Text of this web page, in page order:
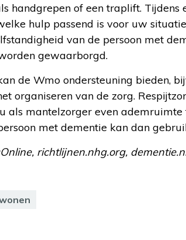
handgrepen of een traplift. Tijdens
hulp passend is voor uw
van de persoon met
gewaarborgd.
de Wmo ondersteuning bieden,
organiseren van de zorg.
als mantelzorger even
met dementie kan dan
richtlijnen.nhg.org,